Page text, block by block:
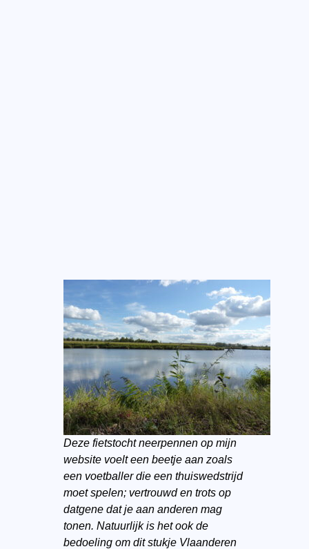
Deze fietstocht neerpennen op mijn
website voelt een beetje aan zoals
een voetballer die een thuiswedstrijd
moet spelen; vertrouwd en trots op
datgene dat je aan anderen mag
tonen. Natuurlijk is het ook de
bedoeling om dit stukje Vlaanderen